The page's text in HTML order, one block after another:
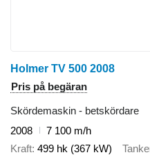
Holmer TV 500 2008
Pris på begäran
Skördemaskin - betskördare
2008
7 100 m/h
Kraft 499 hk (367 kW)